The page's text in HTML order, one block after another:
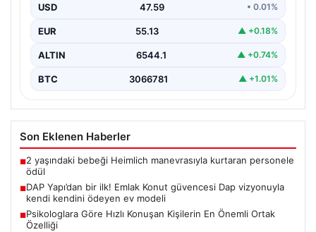
USD 47.59 • 0.01%
EUR 55.13 ▲ +0.18%
ALTIN 6544.1 ▲ +0.74%
BTC 3066781 ▲ +1.01%
Son Eklenen Haberler
■2 yaşındaki bebeği Heimlich manevrasıyla kurtaran personele
ödül
■DAP Yapı’dan bir ilk! Emlak Konut güvencesi Dap vizyonuyla
kendi kendini ödeyen ev modeli
■Psikologlara Göre Hızlı Konuşan Kişilerin En Önemli Ortak
Özelliği